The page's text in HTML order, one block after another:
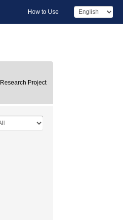
How to Use
Research Project